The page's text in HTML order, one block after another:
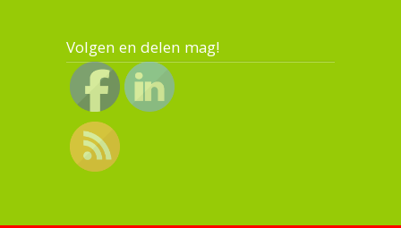
Volgen en delen mag!